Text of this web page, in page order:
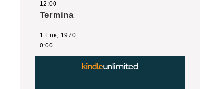
12:00
Termina
1 Ene, 1970
0:00